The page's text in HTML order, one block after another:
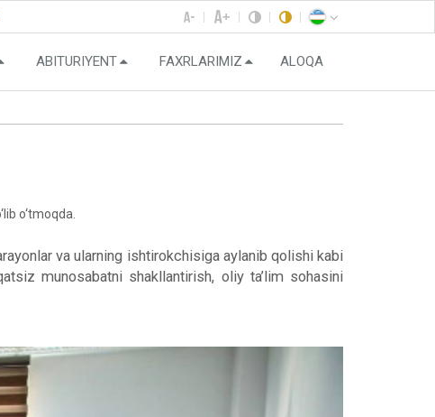
ABITURIYENT FAXRLARIMIZ ALOQA
o‘tmoqda.
va ularning ishtirokchisiga aylanib qolishi kabi
munosabatni shakllantirish, oliy ta’lim sohasini